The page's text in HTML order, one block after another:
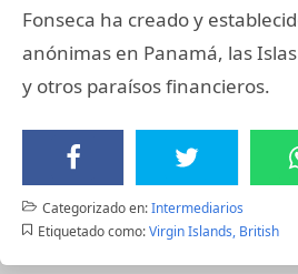
Fonseca ha creado y
anónimas en Panamá, las
y otros paraísos financieros.
Categorizado en:Intermediarios
Etiquetado como: Virgin Islands, British